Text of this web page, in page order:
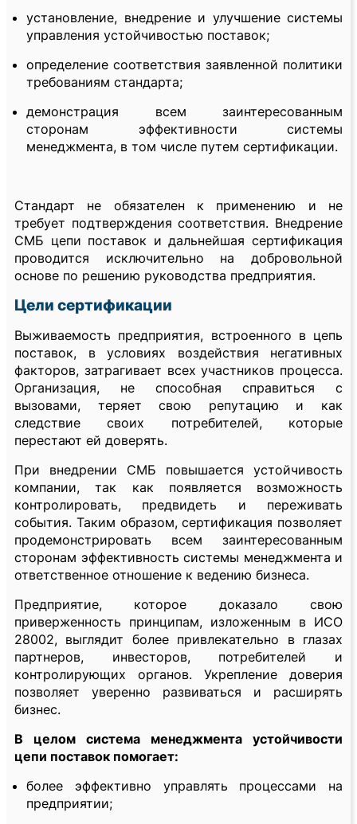
установление, внедрение и улучшение системы
управления устойчивостью поставок;
определение соответствия заявленной политики
требованиям стандарта;
демонстрация всем заинтересованным
сторонам эффективности системы
менеджмента, в том числе путем сертификации.
Стандарт не обязателен к применению и не
требует подтверждения соответствия. Внедрение
СМБ цепи поставок и дальнейшая сертификация
проводится исключительно на добровольной
основе по решению руководства предприятия.
Цели сертификации
Выживаемость предприятия, встроенного в цепь
поставок, в условиях воздействия негативных
факторов, затрагивает всех участников процесса.
Организация, не способная справиться с
вызовами, теряет свою репутацию и как
следствие своих потребителей, которые
перестают ей доверять.
При внедрении СМБ повышается устойчивость
компании, так как появляется возможность
контролировать, предвидеть и переживать
события. Таким образом, сертификация позволяет
продемонстрировать всем заинтересованным
сторонам эффективность системы менеджмента и
ответственное отношение к ведению бизнеса.
Предприятие, которое доказало свою
приверженность принципам, изложенным в ИСО
28002, выглядит более привлекательно в глазах
партнеров, инвесторов, потребителей и
контролирующих органов. Укрепление доверия
позволяет уверенно развиваться и расширять
бизнес.
В целом система менеджмента устойчивости
цепи поставок помогает:
более эффективно управлять процессами на
предприятии;